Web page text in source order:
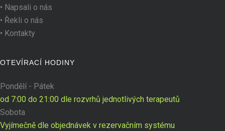
• Napsali o nás
• Řekli o nás
• Kontakty
OTEVÍRACÍ HODINY
Pondělí - Pátek
od 7:00 do 21:00 dle rozvrhů jednotlivých terapeutů
Sobota
Vyjímečně dle objednávek v rezervačním systému